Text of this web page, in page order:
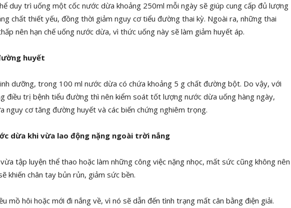
duy trì uống một cốc nước dừa khoảng 250ml mỗi ngày sẽ giúp cung cấp đủ lượng
chất thiết yếu, đồng thời giảm nguy cơ tiểu đường thai kỳ. Ngoài ra, những thai
nên hạn chế uống nước dừa, vì thức uống này sẽ làm giảm huyết áp.
huyết
dưỡng, trong 100 ml nước dừa có chứa khoảng 5 g chất đường bột. Do vậy, với
điều trị bệnh tiểu đường thì nên kiểm soát tốt lượng nước dừa uống hàng ngày,
nguy cơ tăng đường huyết và các biến chứng nghiêm trọng.
dừa khi vừa lao động nặng ngoài trời nắng
tập luyện thể thao hoặc làm những công việc nặng nhọc, mất sức cũng không nên
khiến chân tay bủn rủn, giảm sức bền.
mồ hôi hoặc mới đi nắng về, vì nó sẽ dẫn đến tình trạng mất cân bằng điện giải.